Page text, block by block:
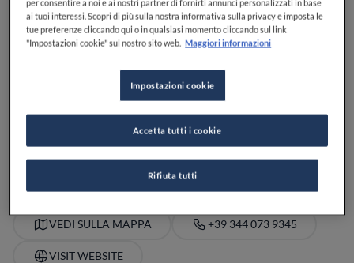
0 0 0 0 0
VEDI ORARI
VEDI SULLA MAPPA +39 344 073 9345
VISIT WEBSITE
per consentire a noi e ai nostri partner di fornirti annunci personalizzati in base
ai tuoi interessi. Scopri di più sulla nostra informativa sulla privacy e imposta le
tue preferenze cliccando qui o in qualsiasi momento cliccando sul link
"Impostazioni cookie" sul nostro sito web. Maggiori informazioni
Impostazioni cookie
Rifiuta tutti
Accetta tutti i cookie